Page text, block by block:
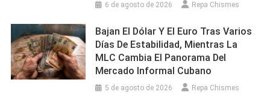
6 de agosto de 2026 Repa Chismes
Bajan El Dólar Y El Euro Tras Varios
Días De Estabilidad, Mientras La
MLC Cambia El Panorama Del
Mercado Informal Cubano
5 de agosto de 2026 Repa Chismes